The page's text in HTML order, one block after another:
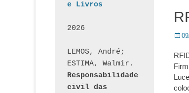
e Livros
2026
LEMOS, André;
Responsabilidade
civil das